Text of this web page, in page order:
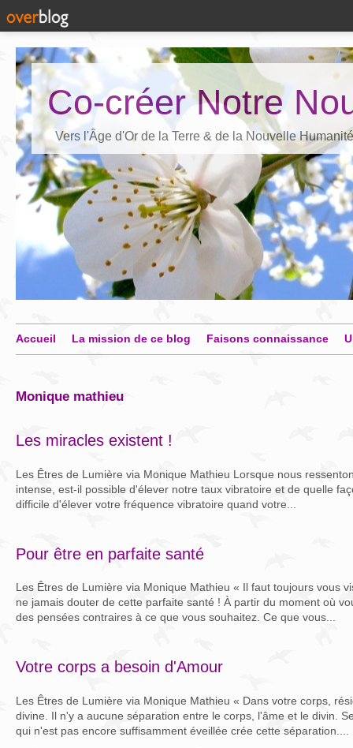
Co-créer Notre
Vers l'Âge d'Or de la Terre & de la Nouvelle Humanité
Accueil La mission de ce blog Faisons connaissance
monique mathieu
Les miracles existent !
Les Êtres de Lumière via Monique Mathieu Lorsque nous
intense, est-il possible d'élever notre taux vibratoire et de quelle
difficile d'élever votre fréquence vibratoire quand votre...
Pour être en parfaite santé
Les Êtres de Lumière via Monique Mathieu « Il faut toujours vous
ne jamais douter de cette parfaite santé ! À partir du moment où
des pensées contraires à ce que vous souhaitez. Ce que vous...
Votre corps a besoin d'Amour
Les Êtres de Lumière via Monique Mathieu « Dans votre corps,
divine. Il n'y a aucune séparation entre le corps, l'âme et le divin.
qui n'est pas encore suffisamment éveillée crée cette séparation....